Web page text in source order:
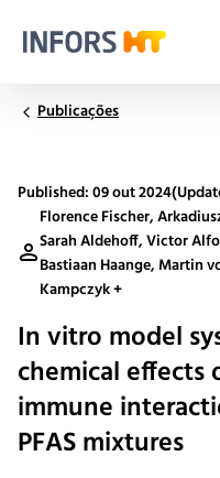
Publicações
Published: 09 out 2024
Florence Fischer,
Sarah Aldehoff, Victor
Bastiaan Haange, Martin
Kampczyk +
In vitro model
chemical effects
immune
PFAS mixtures